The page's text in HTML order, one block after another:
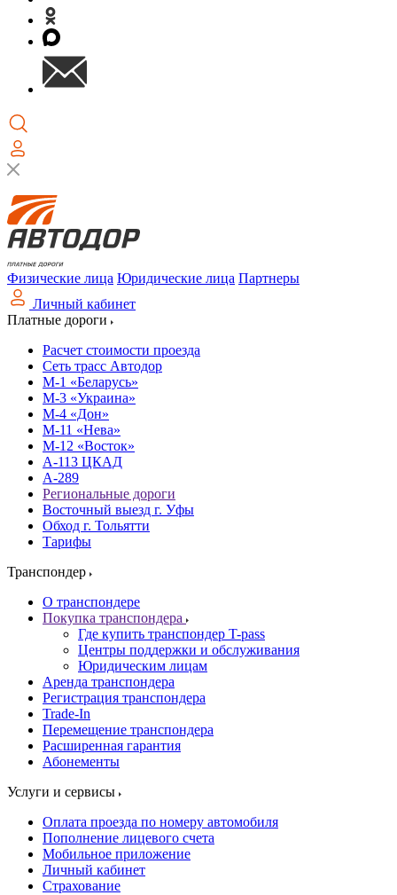
Физические лица Юридические лица Партнеры
Личный кабинет
Платные дороги
Расчет стоимости проезда
Сеть трасс Автодор
М-1 «Беларусь»
М-3 «Украина»
М-4 «Дон»
М-11 «Нева»
М-12 «Восток»
А-113 ЦКАД
А-289
Региональные дороги
Восточный выезд г. Уфы
Обход г. Тольятти
Тарифы
Транспондер
О транспондере
Покупка транспондера
Где купить транспондер T-pass
Центры поддержки и обслуживания
Юридическим лицам
Аренда транспондера
Регистрация транспондера
Trade-In
Перемещение транспондера
Расширенная гарантия
Абонементы
Услуги и сервисы
Оплата проезда по номеру автомобиля
Пополнение лицевого счета
Мобильное приложение
Личный кабинет
Страхование